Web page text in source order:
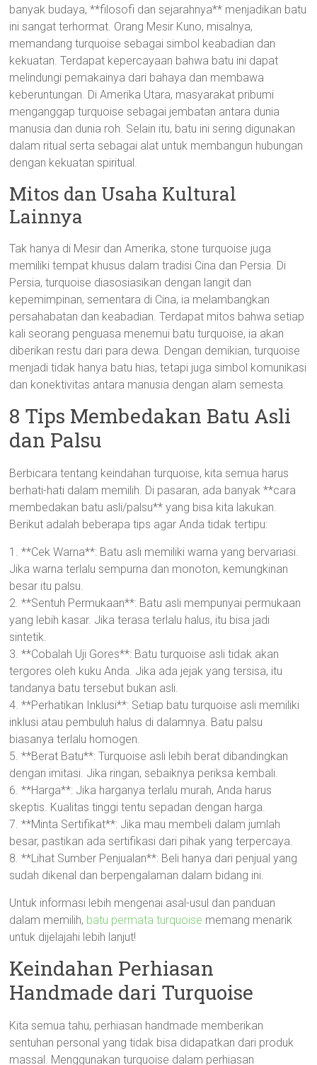
banyak budaya, **filosofi dan sejarahnya** menjadikan batu
ini sangat terhormat. Orang Mesir Kuno, misalnya,
memandang turquoise sebagai simbol keabadian dan
kekuatan. Terdapat kepercayaan bahwa batu ini dapat
melindungi pemakainya dari bahaya dan membawa
keberuntungan. Di Amerika Utara, masyarakat pribumi
menganggap turquoise sebagai jembatan antara dunia
manusia dan dunia roh. Selain itu, batu ini sering digunakan
dalam ritual serta sebagai alat untuk membangun hubungan
dengan kekuatan spiritual.
Mitos dan Usaha Kultural
Lainnya
Tak hanya di Mesir dan Amerika, stone turquoise juga
memiliki tempat khusus dalam tradisi Cina dan Persia. Di
Persia, turquoise diasosiasikan dengan langit dan
kepemimpinan, sementara di Cina, ia melambangkan
persahabatan dan keabadian. Terdapat mitos bahwa setiap
kali seorang penguasa menemui batu turquoise, ia akan
diberikan restu dari para dewa. Dengan demikian, turquoise
menjadi tidak hanya batu hias, tetapi juga simbol komunikasi
dan konektivitas antara manusia dengan alam semesta.
8 Tips Membedakan Batu Asli
dan Palsu
Berbicara tentang keindahan turquoise, kita semua harus
berhati-hati dalam memilih. Di pasaran, ada banyak **cara
membedakan batu asli/palsu** yang bisa kita lakukan.
Berikut adalah beberapa tips agar Anda tidak tertipu:
1. **Cek Warna**: Batu asli memiliki warna yang bervariasi.
Jika warna terlalu sempurna dan monoton, kemungkinan
besar itu palsu.
2. **Sentuh Permukaan**: Batu asli mempunyai permukaan
yang lebih kasar. Jika terasa terlalu halus, itu bisa jadi
sintetik.
3. **Cobalah Uji Gores**: Batu turquoise asli tidak akan
tergores oleh kuku Anda. Jika ada jejak yang tersisa, itu
tandanya batu tersebut bukan asli.
4. **Perhatikan Inklusi**: Setiap batu turquoise asli memiliki
inklusi atau pembuluh halus di dalamnya. Batu palsu
biasanya terlalu homogen.
5. **Berat Batu**: Turquoise asli lebih berat dibandingkan
dengan imitasi. Jika ringan, sebaiknya periksa kembali.
6. **Harga**: Jika harganya terlalu murah, Anda harus
skeptis. Kualitas tinggi tentu sepadan dengan harga.
7. **Minta Sertifikat**: Jika mau membeli dalam jumlah
besar, pastikan ada sertifikasi dari pihak yang terpercaya.
8. **Lihat Sumber Penjualan**: Beli hanya dari penjual yang
sudah dikenal dan berpengalaman dalam bidang ini.
Untuk informasi lebih mengenai asal-usul dan panduan
dalam memilih, batu permata turquoise memang menarik
untuk dijelajahi lebih lanjut!
Keindahan Perhiasan
Handmade dari Turquoise
Kita semua tahu, perhiasan handmade memberikan
sentuhan personal yang tidak bisa didapatkan dari produk
massal. Menggunakan turquoise dalam perhiasan